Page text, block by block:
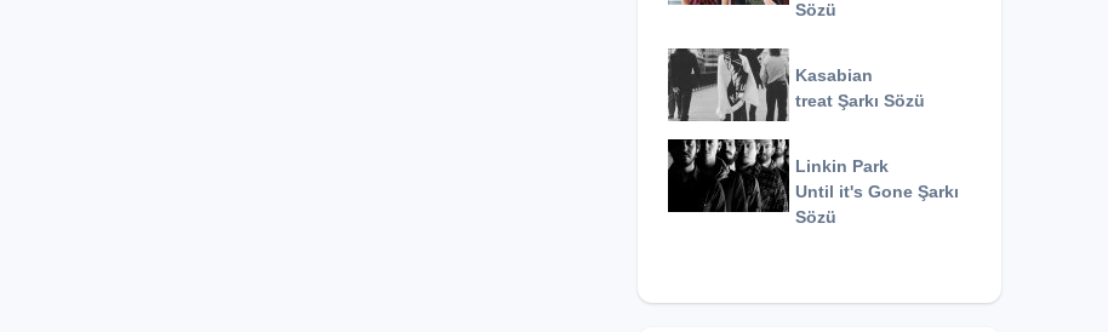
Sözü
Kasabian
treat Şarkı Sözü
Linkin Park
Until it's Gone Şarkı
Sözü